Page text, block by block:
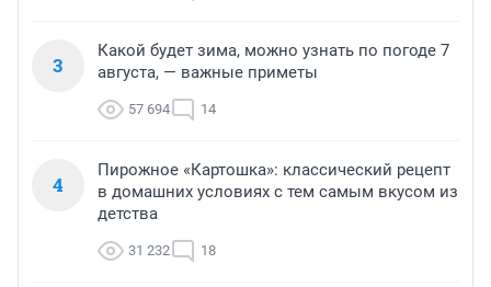
3
Какой будет зима, можно узнать по погоде 7
августа, — важные приметы
57 694 14
4
Пирожное «Картошка»: классический рецепт
в домашних условиях с тем самым вкусом из
детства
31 232 18